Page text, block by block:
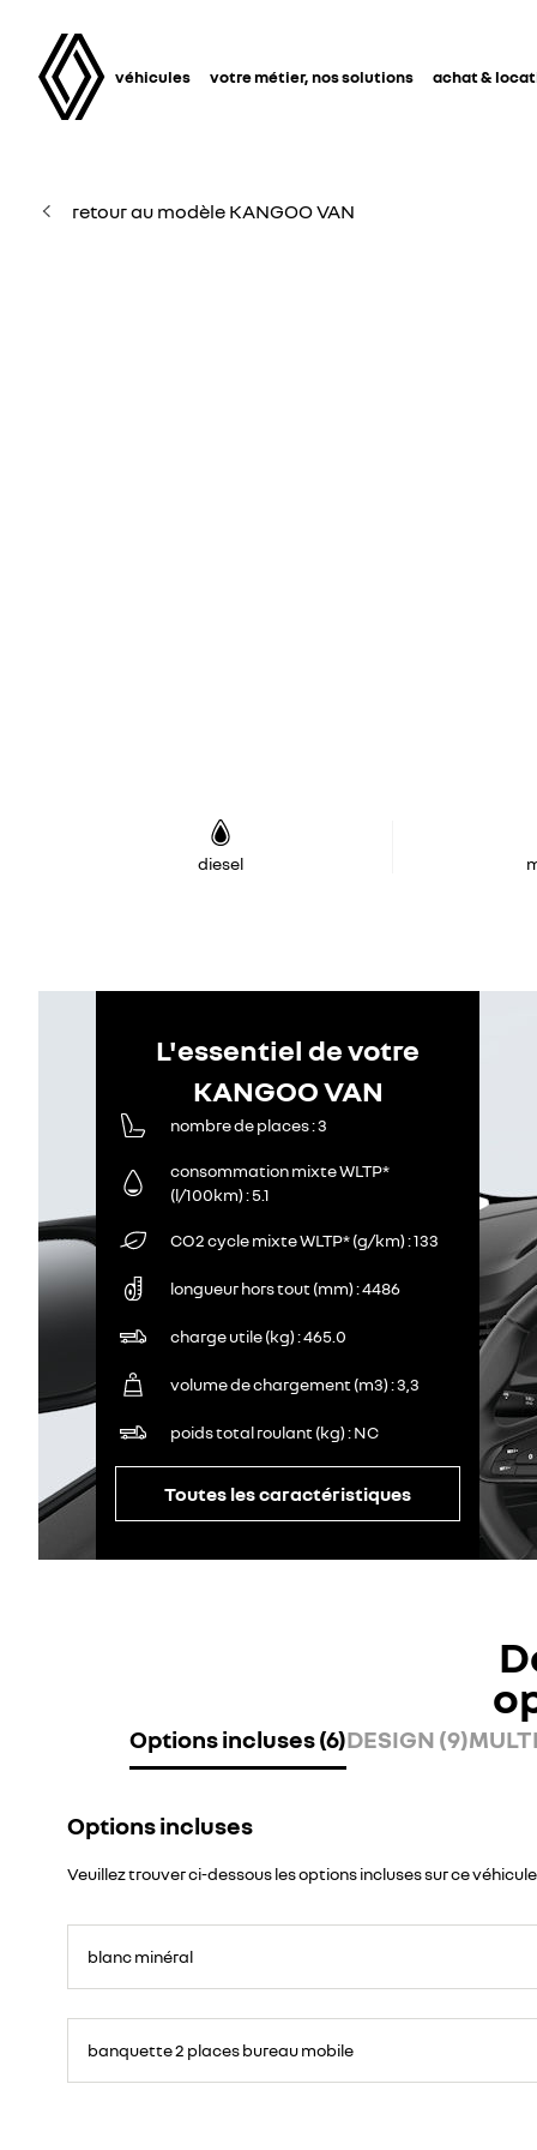
véhicules votre métier, nos solutions achat &
retour au modèle KANGOO VAN
diesel
L'essentiel de votre
KANGOO VAN
nombre de places 3
consommation mixte WLTP*
(l/100km) 5.1
CO2 cycle mixte WLTP* (g/km) 133
longueur hors tout (mm) 4486
charge utile (kg) 465.0
volume de chargement (m3) 3,3
poids total roulant (kg) NC
Toutes les caractéristiques
Options incluses (6)DESIGN (9)
Options incluses
Veuillez trouver ci-dessous les options incluses sur ce véhicule
blanc minéral
banquette 2 places bureau mobile